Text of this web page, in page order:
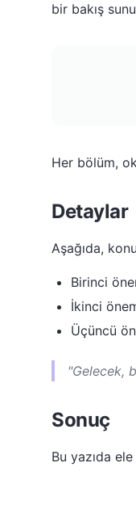
bir bakış
Her bölüm,
Detaylar
Aşağıda,
Birinci
İkinci
Üçüncü
"Gelecek,
Sonuç
Bu yazıda